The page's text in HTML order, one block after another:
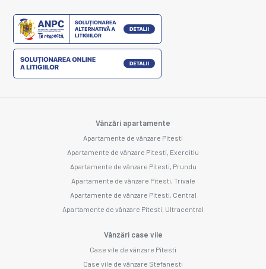
Vânzări apartamente
Apartamente de vânzare Pitesti
Apartamente de vânzare Pitesti, Exercitiu
Apartamente de vânzare Pitesti, Prundu
Apartamente de vânzare Pitesti, Trivale
Apartamente de vânzare Pitesti, Central
Apartamente de vânzare Pitesti, Ultracentral
Vânzări case vile
Case vile de vânzare Pitesti
Case vile de vânzare Stefanesti